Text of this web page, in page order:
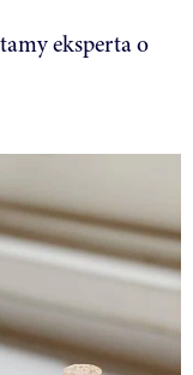
eksperta o